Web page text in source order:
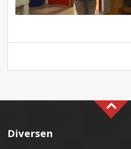
Diversen